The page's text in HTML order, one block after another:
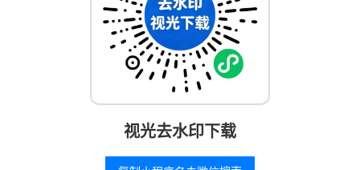
视光去水印下载